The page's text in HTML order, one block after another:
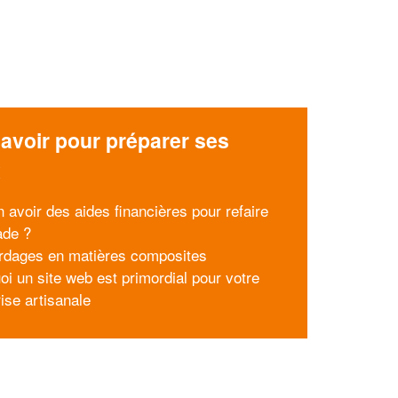
pour préparer ses
avoir des aides financières pour refaire
?
en matières composites
un site web est primordial pour votre
artisanale